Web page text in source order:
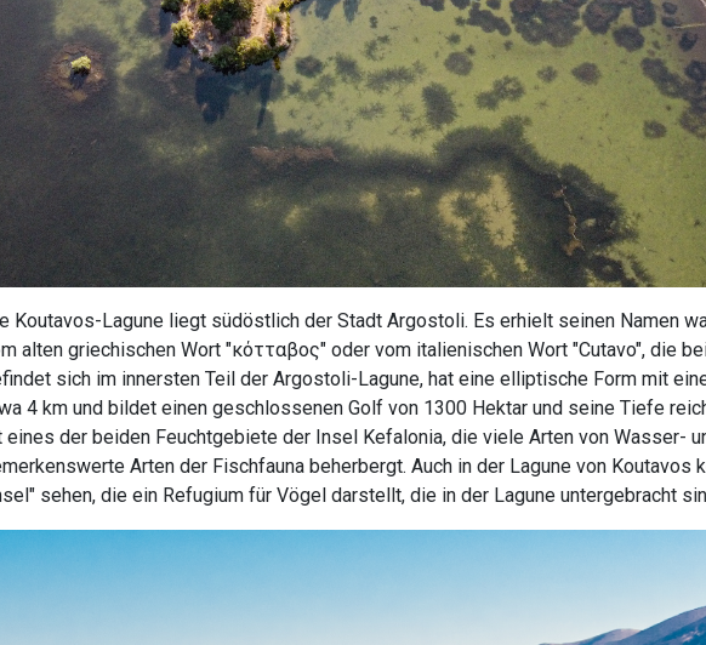
Koutavos-Lagune liegt südöstlich der Stadt Argostoli. Es erhielt seinen Namen
alten griechischen Wort "κότταβος" oder vom italienischen Wort "Cutavo", die
sich im innersten Teil der Argostoli-Lagune, hat eine elliptische Form mit
4 km und bildet einen geschlossenen Golf von 1300 Hektar und seine Tiefe
eines der beiden Feuchtgebiete der Insel Kefalonia, die viele Arten von Wasser-
Arten der Fischfauna beherbergt. Auch in der Lagune von Koutavos
sehen, die ein Refugium für Vögel darstellt, die in der Lagune untergebracht